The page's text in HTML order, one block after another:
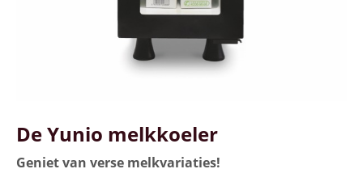
De Yunio melkkoeler
Geniet van verse melkvariaties!